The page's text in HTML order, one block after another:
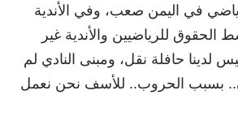
في اليمن صعب، وفي الأندية
الحقوق للرياضيين والأندية غير
لدينا حافلة نقل، ومبنى النادي لم
بسبب الحروب.. للأسف نحن نعمل